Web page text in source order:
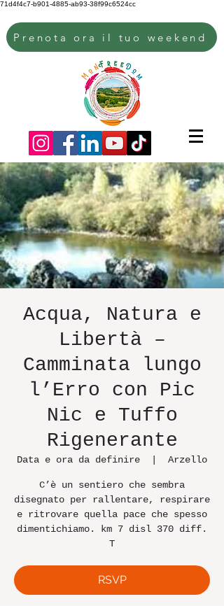
71d4f4c7-b901-4885-ab93-38f99c6524cc
Prenota ora il tuo weekend
Acqua, Natura e
Libertà –
Camminata lungo
l’Erro con Pic
Nic e Tuffo
Rigenerante
Data e ora da definire Arzello
C’è un sentiero che sembra
disegnato per rallentare, respirare
e ritrovare quella pace che spesso
dimentichiamo. km 7 disl 370 diff.
T
RSVP